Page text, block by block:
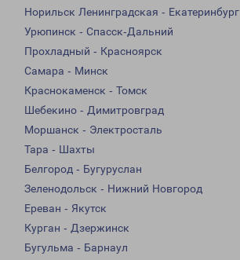
Норильск Ленинградская - Екатеринбург
Урюпинск - Спасск-Дальний
Прохладный - Красноярск
Самара - Минск
Краснокаменск - Томск
Шебекино - Димитровград
Моршанск - Электросталь
Тара - Шахты
Белгород - Бугуруслан
Зеленодольск - Нижний Новгород
Ереван - Якутск
Курган - Дзержинск
Бугульма - Барнаул